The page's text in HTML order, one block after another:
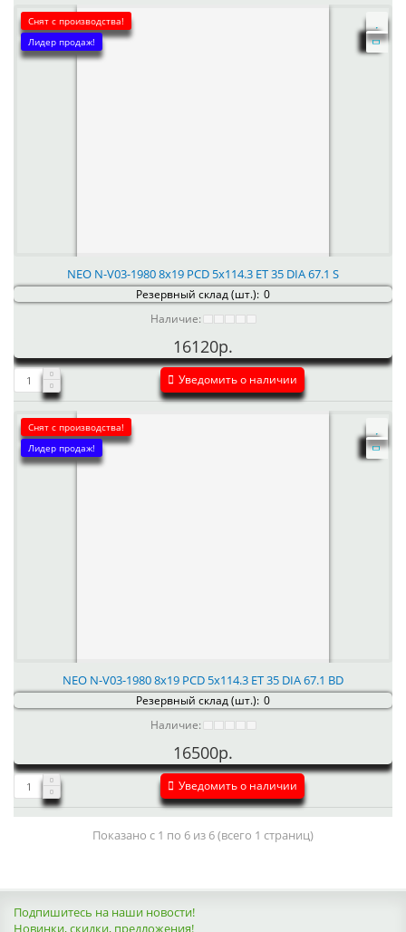
Снят с производства!
Лидер продаж!
NEO N-V03-1980 8x19 PCD 5x114.3 ET 35 DIA 67.1 S
Резервный склад (шт.): 0
Наличие:
16120р.
Уведомить о наличии
Снят с производства!
Лидер продаж!
NEO N-V03-1980 8x19 PCD 5x114.3 ET 35 DIA 67.1 BD
Резервный склад (шт.): 0
Наличие:
16500р.
Уведомить о наличии
Показано с 1 по 6 из 6 (всего 1 страниц)
Подпишитесь на наши новости!
Новинки, скидки, предложения!